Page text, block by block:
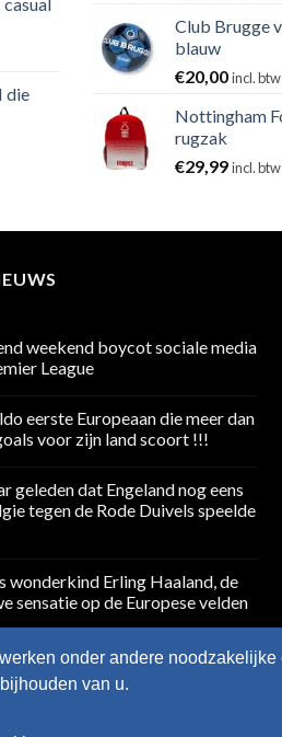
die
Club Brugge
blauw
€20,00incl. btw
Nottingham
rugzak
€29,99incl. btw
weekend boycot sociale media
League
eerste Europeaan die meer dan
voor zijn land scoort !!!
geleden dat Engeland nog eens
tegen de Rode Duivels speelde
wonderkind Erling Haaland, de
sensatie op de Europese velden
onder andere noodzakelijke
van u.